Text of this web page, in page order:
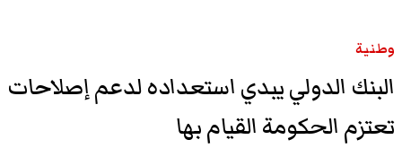
وطنية
البنك الدولي يبدي استعداده لدعم إصلاحات
تعتزم الحكومة القيام بها